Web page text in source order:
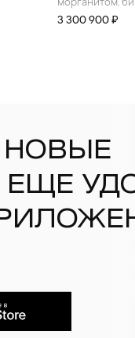
морганитом,
3 300 900 ₽
НОВЫЕ